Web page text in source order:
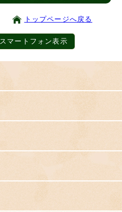
トップページへ戻る
スマートフォン表示